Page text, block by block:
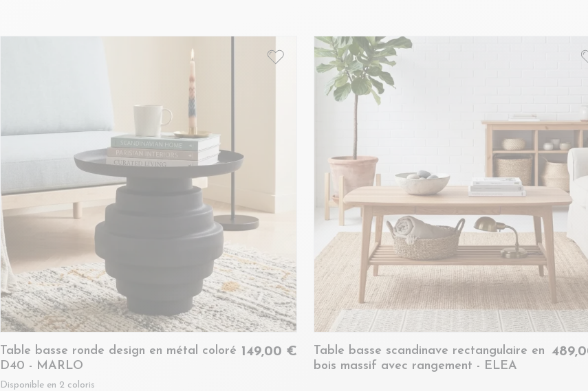
Table basse ronde design en métal coloré
D40 - MARLO
Disponible en 2 coloris
149,00 €
Table basse scandinave rectangulaire en
bois massif avec rangement - ELEA